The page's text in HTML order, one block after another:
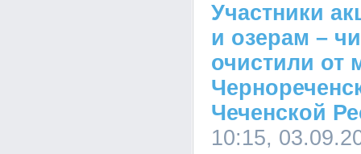
Участники
и озерам –
очистили от
Чеченской
10:15,